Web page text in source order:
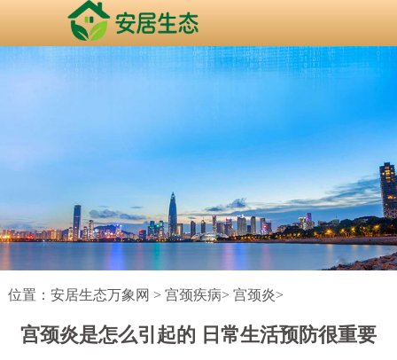
位置： 安居生态万象网 > 宫颈疾病> 宫颈炎>
宫颈炎是怎么引起的 日常生活预防很重要